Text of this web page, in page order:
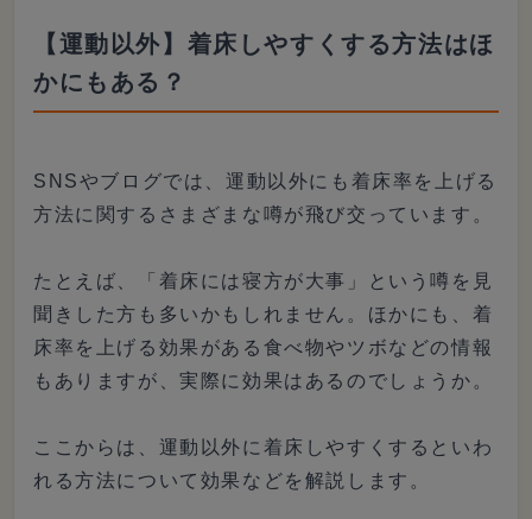
【運動以外】着床しやすくする方法はほ
かにもある？
SNSやブログでは、運動以外にも着床率を上げる
方法に関するさまざまな噂が飛び交っています。
たとえば、「着床には寝方が大事」という噂を見
聞きした方も多いかもしれません。ほかにも、着
床率を上げる効果がある食べ物やツボなどの情報
もありますが、実際に効果はあるのでしょうか。
ここからは、運動以外に着床しやすくするといわ
れる方法について効果などを解説します。